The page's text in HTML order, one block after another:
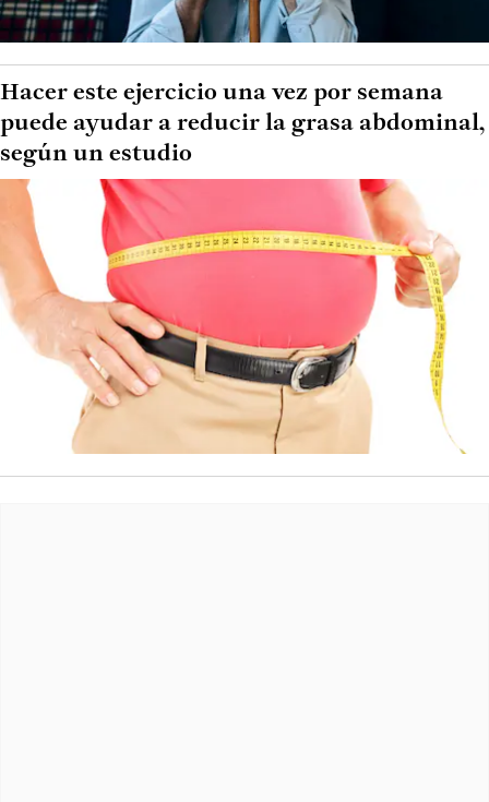
Hacer este ejercicio una vez por semana
puede ayudar a reducir la grasa abdominal,
según un estudio